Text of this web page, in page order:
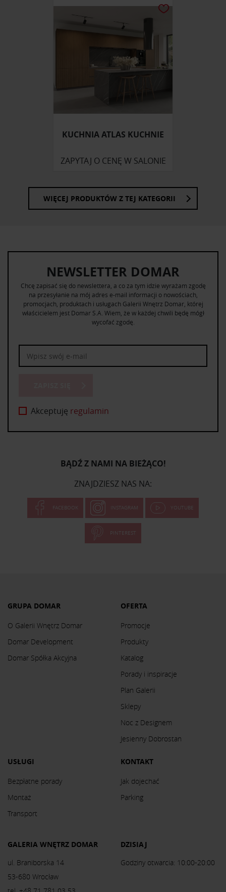
KUCHNIA ATLAS KUCHNIE
ZAPYTAJ O CENĘ W SALONIE
WIĘCEJ PRODUKTÓW Z TEJ KATEGORII
NEWSLETTER DOMAR
Chcę zapisać się do newslettera, a co za tym idzie wyrażam zgodę
na przesyłanie na mój adres e-mail informacji o nowościach,
promocjach, produktach i usługach Galerii Wnętrz Domar, której
właścicielem jest Domar S.A. Wiem, że w każdej chwili będę mógł
wycofać zgodę.
Akceptuję regulamin
BĄDŹ Z NAMI NA BIEŻĄCO!
ZNAJDZIESZ NAS NA:
FACEBOOK INSTAGRAM YOUTUBE
PINTEREST
GRUPA DOMAR
O Galerii Wnętrz Domar
Domar Development
Domar Spółka Akcyjna
OFERTA
Promocje
Produkty
Katalog
Porady i inspiracje
Plan Galerii
Sklepy
Noc z Designem
Jesienny Dobrostan
USŁUGI
Bezpłatne porady
Montaż
Transport
KONTAKT
Jak dojechać
Parking
GALERIA WNĘTRZ DOMAR
ul. Braniborska 14
53-680 Wrocław
DZISIAJ
Godziny otwarcia: 10:00-20:00